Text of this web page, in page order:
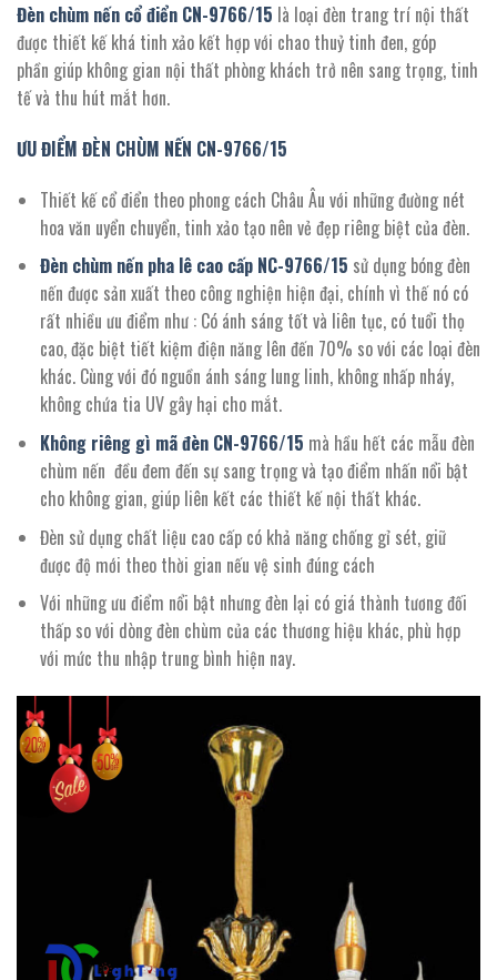
Đèn chùm nến cổ điển CN-9766/15 là loại đèn trang trí nội thất
được thiết kế khá tinh xảo kết hợp với chao thuỷ tinh đen, góp
phần giúp không gian nội thất phòng khách trở nên sang trọng, tinh
tế và thu hút mắt hơn.
ƯU ĐIỂM ĐÈN CHÙM NẾN CN-9766/15
Thiết kế cổ điển theo phong cách Châu Âu với những đường nét
hoa văn uyển chuyển, tinh xảo tạo nên vẻ đẹp riêng biệt của đèn.
Đèn chùm nến pha lê cao cấp NC-9766/15 sử dụng bóng đèn
nến được sản xuất theo công nghiện hiện đại, chính vì thế nó có
rất nhiều ưu điểm như : Có ánh sáng tốt và liên tục, có tuổi thọ
cao, đặc biệt tiết kiệm điện năng lên đến 70% so với các loại đèn
khác. Cùng với đó nguồn ánh sáng lung linh, không nhấp nháy,
không chứa tia UV gây hại cho mắt.
Không riêng gì mã đèn CN-9766/15 mà hầu hết các mẫu đèn
chùm nến đều đem đến sự sang trọng và tạo điểm nhấn nổi bật
cho không gian, giúp liên kết các thiết kế nội thất khác.
Đèn sử dụng chất liệu cao cấp có khả năng chống gỉ sét, giữ
được độ mới theo thời gian nếu vệ sinh đúng cách
Với những ưu điểm nổi bật nhưng đèn lại có giá thành tương đối
thấp so với dòng đèn chùm của các thương hiệu khác, phù hợp
với mức thu nhập trung bình hiện nay.